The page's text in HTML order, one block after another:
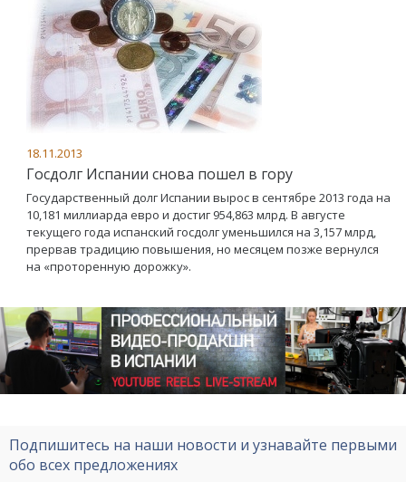
18.11.2013
Госдолг Испании снова пошел в гору
Государственный долг Испании вырос в сентябре 2013 года на
10,181 миллиарда евро и достиг 954,863 млрд. В августе
текущего года испанский госдолг уменьшился на 3,157 млрд,
прервав традицию повышения, но месяцем позже вернулся
на «проторенную дорожку».
Подпишитесь на наши новости и узнавайте первыми
обо всех предложениях